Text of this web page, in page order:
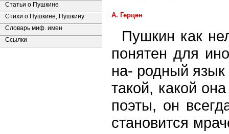
Статьи о Пушкине
Стихи о Пушкине, Пушкину
Словарь миф. имен
Ссылки
А. Герцен
Пушкин как
понятен для
на- родный
такой, какой
поэты, он
становится